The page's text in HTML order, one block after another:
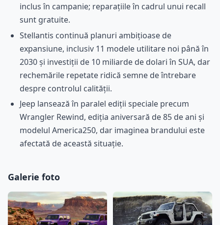
inclus în campanie; reparațiile în cadrul unui recall
sunt gratuite.
Stellantis continuă planuri ambițioase de
expansiune, inclusiv 11 modele utilitare noi până în
2030 și investiții de 10 miliarde de dolari în SUA, dar
rechemările repetate ridică semne de întrebare
despre controlul calității.
Jeep lansează în paralel ediții speciale precum
Wrangler Rewind, ediția aniversară de 85 de ani și
modelul America250, dar imaginea brandului este
afectată de această situație.
Galerie foto